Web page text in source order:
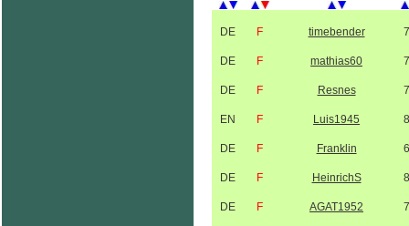
DE F timebender
DE F mathias60
DE F Resnes
EN F Luis1945
DE F Franklin
DE F HeinrichS
DE F AGAT1952